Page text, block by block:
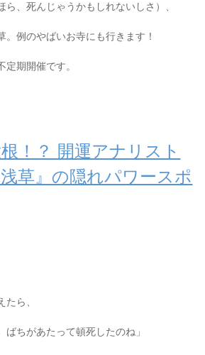
ら、死んじゃうかもしれないしさ）、
。例のやばいお寺にも行きます！
定期開催です。
！？ 開運アナリスト
草』の隠れパワースポ
たら、
ばちがあたって頓死したのね」